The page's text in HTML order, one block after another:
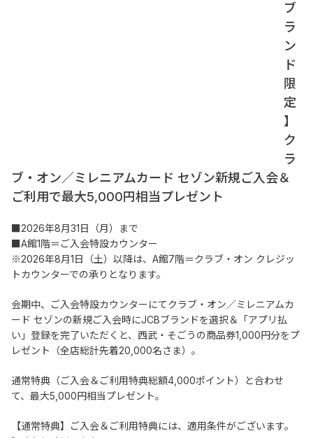
ブ
ラ
ン
ド
限
定
】
ク
ラ
ブ・オン／ミレニアムカード セゾン新規ご入会＆
ご利用で最大5,000円相当プレゼント
■2026年8月31日（月）まで
■A館1階＝ご入会特設カウンター
※2026年8月1日（土）以降は、A館7階＝クラブ・オン クレジッ
トカウンターでの承りとなります。
会期中、ご入会特設カウンターにてクラブ・オン／ミレニアムカ
ード セゾンの新規ご入会時にJCBブランドを選択＆「アプリ払
い」登録を完了いただくと、西武・そごうの商品券1,000円分をプ
レゼント（全店総計先着20,000名さま）。
通常特典（ご入会＆ご利用特典総額4,000ポイント）と合わせ
て、最大5,000円相当プレゼント。
【通常特典】ご入会＆ご利用特典には、適用条件がございます。